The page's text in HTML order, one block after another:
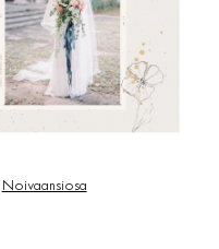
Noivaansiosa